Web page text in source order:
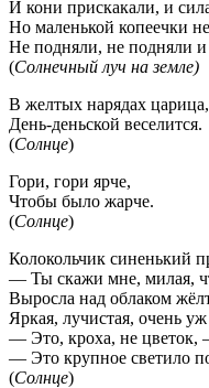
И кони прискакали, и
Но маленькой копеечки
Не подняли, не подняли и
(Солнечный луч на земле)
В желтых нарядах царица,
День-деньской веселится.
(Солнце)
Гори, гори ярче,
Чтобы было жарче.
(Солнце)
Колокольчик синенький
— Ты скажи мне, милая,
Выросла над облаком
Яркая, лучистая, очень
— Это, кроха, не цветок,
— Это крупное светило
(Солнце)